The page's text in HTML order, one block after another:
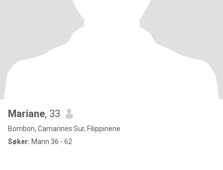
Mariane, 33
Bombon, Camarines Sur, Filippinene
Søker: Mann 36 - 62